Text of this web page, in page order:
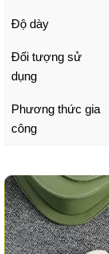
Độ dày
Đối tượng sử
dụng
Phương thức gia
công